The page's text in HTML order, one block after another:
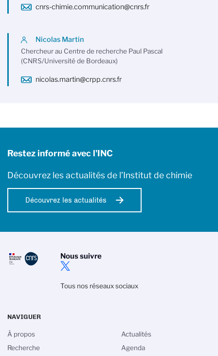
cnrs-chimie.communication@cnrs.fr
Nicolas Martin
Chercheur au Centre de recherche Paul Pascal
(CNRS/Université de Bordeaux)
nicolas.martin@crpp.cnrs.fr
Restez informé avec l'INC
Découvrez les actualités de l’Institut de chimie
Découvrez les actualités
Nous suivre
Tous nos réseaux sociaux
NAVIGUER
À propos
Recherche
Actualités
Agenda